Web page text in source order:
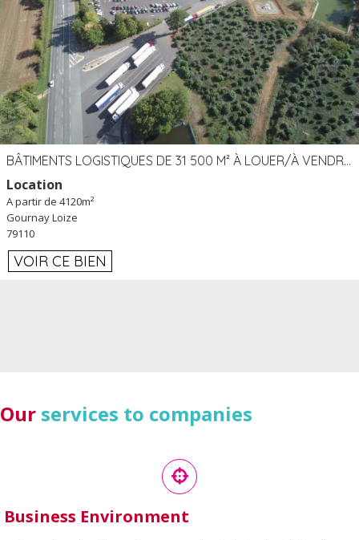
BÂTIMENTS LOGISTIQUES DE 31 500 M² À LOUER/À VENDRE SUR UN SITE DE 17 HA (79)
Location
A partir de 4120m²
Gournay Loize
79110
VOIR CE BIEN
Our services to companies
Business Environment